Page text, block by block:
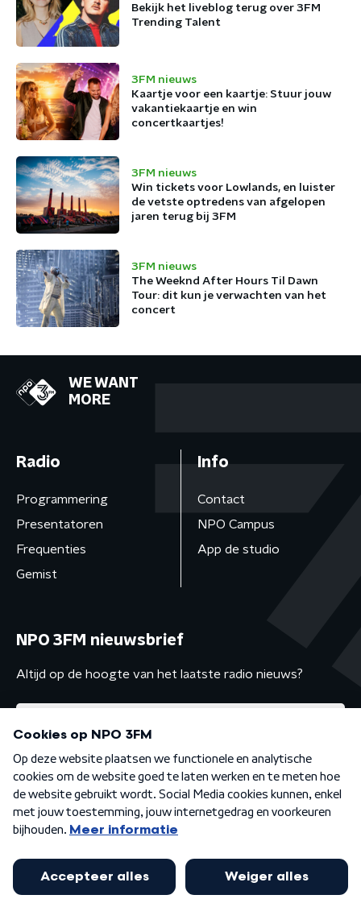
Bekijk het liveblog terug over 3FM
Trending Talent
3FM nieuws
Kaartje voor een kaartje: Stuur jouw
vakantiekaartje en win
concertkaartjes!
3FM nieuws
Win tickets voor Lowlands, en luister
de vetste optredens van afgelopen
jaren terug bij 3FM
3FM nieuws
The Weeknd After Hours Til Dawn
Tour: dit kun je verwachten van het
concert
WE WANT
MORE
Radio
Programmering
Presentatoren
Frequenties
Gemist
Info
Contact
NPO Campus
App de studio
NPO 3FM nieuwsbrief
Altijd op de hoogte van het laatste radio nieuws?
Algemene voorwaarden Privacybeleid